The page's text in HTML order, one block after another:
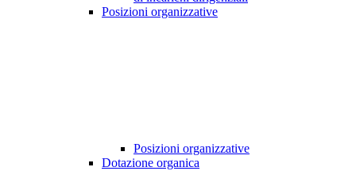
Posizioni organizzative
Posizioni organizzative
Dotazione organica